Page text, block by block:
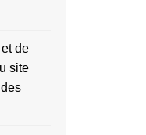
de
site